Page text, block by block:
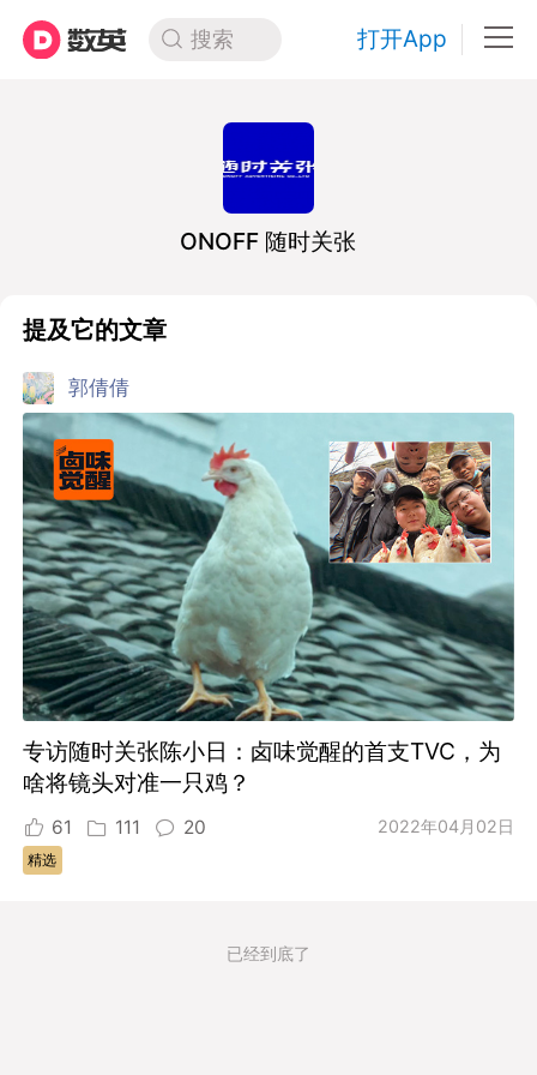
搜索 打开App
ONOFF 随时关张
提及它的文章
郭倩倩
专访随时关张陈小日：卤味觉醒的首支TVC，为
啥将镜头对准一只鸡？
61 111 20 2022年04月02日
精选
已经到底了